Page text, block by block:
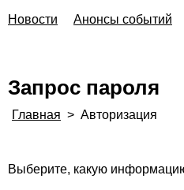
Новости Анонсы событий
Запрос пароля
Главная > Авторизация
Выберите, какую